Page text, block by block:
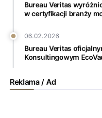
Bureau Veritas
w certyfikacji branży
06.02.2026
Bureau Veritas
Konsultingowym
Reklama / Ad